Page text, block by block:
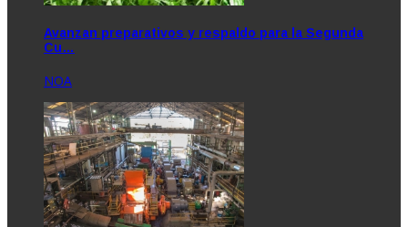
Avanzan preparativos y respaldo para la Segunda
Cu…
NOA